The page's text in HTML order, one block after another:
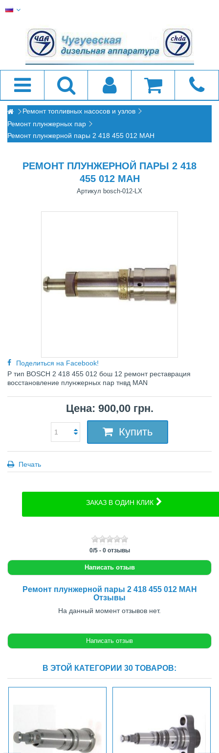
Ремонт топливных насосов и узлов
Ремонт плунжерных пар
Ремонт плунжерной пары 2 418 455 012 МАН
РЕМОНТ ПЛУНЖЕРНОЙ ПАРЫ 2 418
455 012 МАН
Артикул bosch-012-LX
Поделиться на Facebook!
Р тип BOSCH 2 418 455 012 бош 12 ремонт реставрация
восстановление плунжерных пар тнвд MAN
Цена: 900,00 грн.
Купить
Печать
ЗАКАЗ В ОДИН КЛИК
0/5- 0отзывы
Написать отзыв
Ремонт плунжерной пары 2 418 455 012 МАН
Отзывы
На данный момент отзывов нет.
В ЭТОЙ КАТЕГОРИИ 30 ТОВАРОВ: